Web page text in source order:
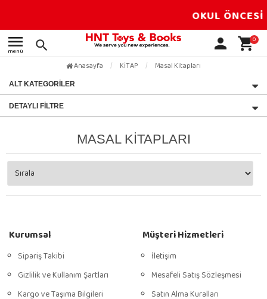
OKUL
menu
menü search person shopping_cart0
Anasayfa KİTAP Masal Kitapları
ALT KATEGORILER
DETAYLI FILTRE
MASAL KITAPLARI
Kurumsal
Sipariş Takibi
Gizlilik ve Kullanım Şartları
Kargo ve Taşıma Bilgileri
Müşteri Hizmetleri
İletişim
Mesafeli Satış Sözleşmesi
Satın Alma Kuralları